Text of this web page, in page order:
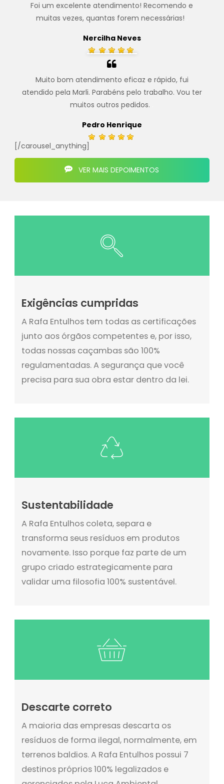
Foi um excelente atendimento! Recomendo e
muitas vezes, quantas forem necessárias!
Nercilha Neves
Muito bom atendimento eficaz e rápido, fui
atendido pela Marli. Parabéns pelo trabalho. Vou ter
muitos outros pedidos.
Pedro Henrique
[/carousel_anything]
VER MAIS DEPOIMENTOS
Exigências cumpridas
A Rafa Entulhos tem todas as certificações
junto aos órgãos competentes e, por isso,
todas nossas caçambas são 100%
regulamentadas. A segurança que você
precisa para sua obra estar dentro da lei.
Sustentabilidade
A Rafa Entulhos coleta, separa e
transforma seus resíduos em produtos
novamente. Isso porque faz parte de um
grupo criado estrategicamente para
validar uma filosofia 100% sustentável.
Descarte correto
A maioria das empresas descarta os
resíduos de forma ilegal, normalmente, em
terrenos baldios. A Rafa Entulhos possui 7
destinos próprios 100% legalizados e